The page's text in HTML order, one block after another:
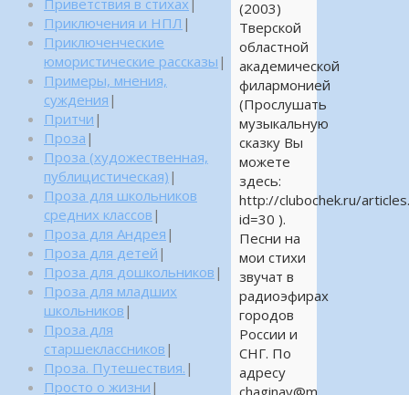
(2003)
Тверской
областной
академической
филармонией
(Прослушать
музыкальную
сказку Вы
можете
здесь:
http://clubochek.ru/
id=30 ).
Песни на
мои стихи
звучат в
радиоэфирах
городов
России и
СНГ. По
адресу
chaginav@m
Приветствия в стихах
Приключения и НПЛ |
Приключенческие
юмористические рассказы |
Примеры, мнения,
суждения |
Притчи |
Проза |
Проза (художественная,
публицистическая) |
Проза для школьников
средних классов |
Проза для Андрея |
Проза для детей |
Проза для дошкольников |
Проза для младших
школьников |
Проза для
старшеклассников |
Проза. Путешествия. |
Просто о жизни |